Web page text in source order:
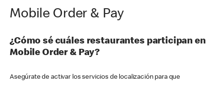
Mobile Order & Pay
¿Cómo sé cuáles restaurantes participan en
Mobile Order & Pay?
Asegúrate de activar los servicios de localización para que